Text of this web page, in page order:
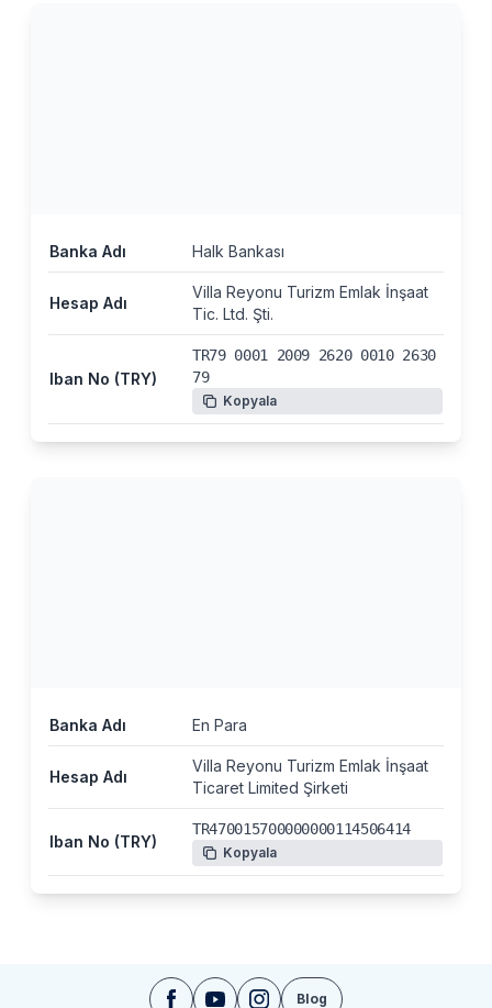
Banka Adı Halk Bankası
Hesap Adı
Villa Reyonu Turizm Emlak İnşaat
Tic. Ltd. Şti.
Iban No (TRY)
TR79 0001 2009 2620 0010 2630
79
Kopyala
Banka Adı En Para
Hesap Adı
Villa Reyonu Turizm Emlak İnşaat
Ticaret Limited Şirketi
Iban No (TRY)
TR470015700000000114506414
Kopyala
Blog